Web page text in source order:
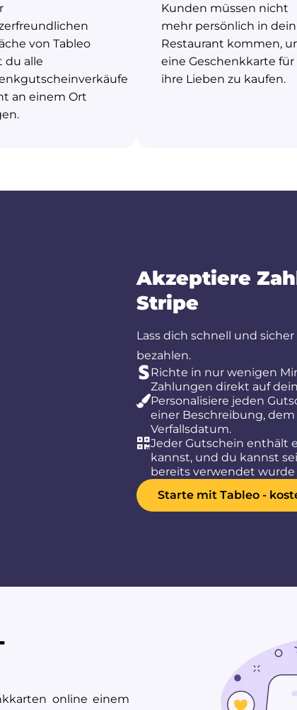
von Tableo
du alle
an einem Ort
Kunden müssen nicht
mehr persönlich in dein
Restaurant kommen,
eine Geschenkkarte für
ihre Lieben zu kaufen.
Akzeptiere
Stripe
Lass dich schnell und
bezahlen.
Richte in nur wenigen
Zahlungen direkt auf
Personalisiere jeden
einer Beschreibung,
Verfallsdatum.
Jeder Gutschein enthält
kannst, und du kannst
bereits verwendet
Starte mit Tableo -
online einem